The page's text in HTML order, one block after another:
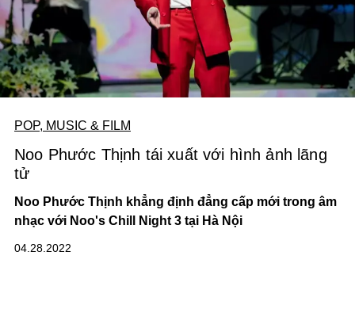
POP, MUSIC & FILM
Noo Phước Thịnh tái xuất với hình ảnh lãng
tử
Noo Phước Thịnh khẳng định đẳng cấp mới trong âm
nhạc với Noo's Chill Night 3 tại Hà Nội
04.28.2022